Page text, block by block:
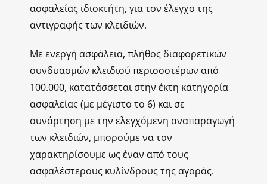
ασφαλείας ιδιοκτήτη, για τον έλεγχο της
αντιγραφής των κλειδιών.
Με ενεργή ασφάλεια, πλήθος διαφορετικών
συνδυασμών κλειδιού περισσοτέρων από
100.000, κατατάσσεται στην έκτη κατηγορία
ασφαλείας (με μέγιστο το 6) και σε
συνάρτηση με την ελεγχόμενη αναπαραγωγή
των κλειδιών, μπορούμε να τον
χαρακτηρίσουμε ως έναν από τους
ασφαλέστερους κυλίνδρους της αγοράς.